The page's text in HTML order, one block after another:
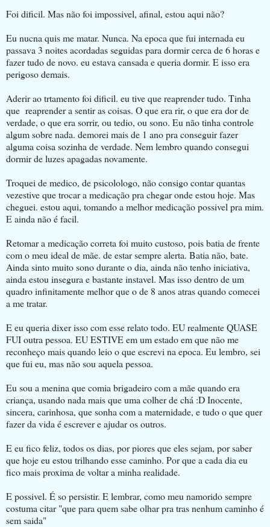
Foi dificil. Mas não foi impossivel, afinal, estou aqui não?
Eu nucna quis me matar. Nunca. Na epoca que fui internada eu
passava 3 noites acordadas seguidas para dormir cerca de 6 horas e
fazer tudo de novo. eu estava cansada e queria dormir. E isso era
perigoso demais.
Aderir ao trtamento foi dificil. eu tive que reaprender tudo. Tinha
que reaprender a sentir as coisas. O que era rir, o que era dor de
verdade, o que era sorrir, ou tedio, ou sono. Eu não tinha controle
algum sobre nada. demorei mais de 1 ano pra conseguir fazer
alguma coisa sozinha de verdade. Nem lembro quando consegui
dormir de luzes apagadas novamente.
Troquei de medico, de psicolologo, não consigo contar quantas
vezestive que trocar a medicação pra chegar onde estou hoje. Mas
cheguei. estou aqui, tomando a melhor medicação possivel pra mim.
E ainda não é facil.
Retomar a medicação correta foi muito custoso, pois batia de frente
com o meu ideal de mãe. de estar sempre alerta. Batia não, bate.
Ainda sinto muito sono durante o dia, ainda não tenho iniciativa,
ainda estou insegura e bastante instavel. Mas isso dentro de um
quadro infinitamente melhor que o de 8 anos atras quando comecei
a me tratar.
E eu queria dixer isso com esse relato todo. EU realmente QUASE
FUI outra pessoa. EU ESTIVE em um estado em que não me
reconheço mais quando leio o que escrevi na epoca. Eu lembro, sei
que fui eu, mas não sou aquela pessoa.
Eu sou a menina que comia brigadeiro com a mãe quando era
criança, usando nada mais que uma colher de chá :D Inocente,
sincera, carinhosa, que sonha com a maternidade, e tudo o que quer
fazer da vida é escrever e ajudar os outros.
E eu fico feliz, todos os dias, por piores que eles sejam, por saber
que hoje eu estou trilhando esse caminho. Por que a cada dia eu
fico mais proxima de voltar a minha realidade.
E possivel. É so persistir. E lembrar, como meu namorido sempre
costuma citar "que para quem sabe olhar pra tras nenhum caminho é
sem saida"